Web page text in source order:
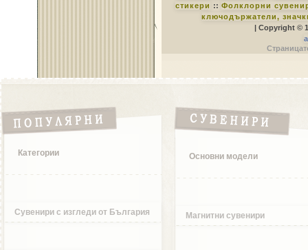
стикери :: Фолклорни
ключодържатели,
| Copyright ©
Категории
Сувенири с изгледи от България
Основни модели
Магнитни сувенири